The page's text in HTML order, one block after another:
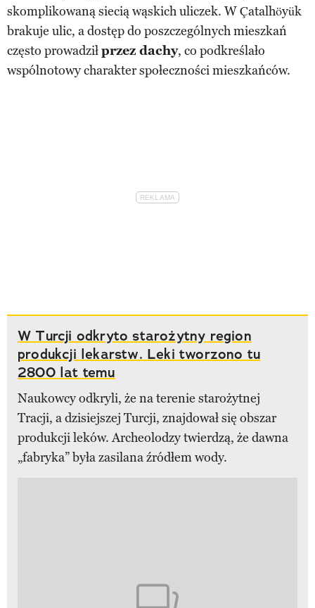
skomplikowaną siecią wąskich uliczek. W Çatalhöyük
brakuje ulic, a dostęp do poszczególnych mieszkań
często prowadziłprzez dachy, co podkreślało
wspólnotowy charakter społeczności mieszkańców.
W Turcji odkryto starożytny region
produkcji lekarstw. Leki tworzono tu
2800 lat temu
Naukowcy odkryli, że na terenie starożytnej
Tracji, a dzisiejszej Turcji, znajdował się obszar
produkcji leków. Archeolodzy twierdzą, że dawna
„fabryka” była zasilana źródłem wody.